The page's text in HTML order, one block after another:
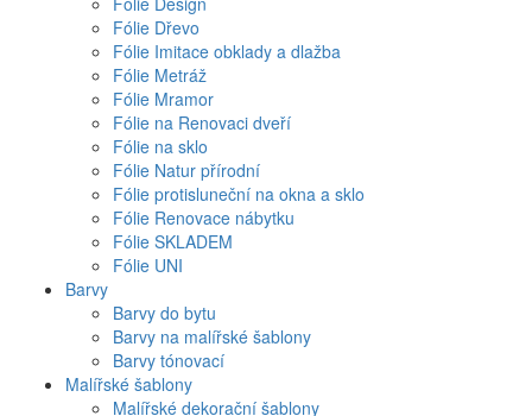
Fólie Dřevo
Fólie Imitace obklady a dlažba
Fólie Metráž
Fólie Mramor
Fólie na Renovaci dveří
Fólie na sklo
Fólie Natur přírodní
Fólie protisluneční na okna a sklo
Fólie Renovace nábytku
Fólie SKLADEM
Fólie UNI
Barvy
Barvy do bytu
Barvy na malířské šablony
Barvy tónovací
Malířské šablony
Malířské dekorační šablony